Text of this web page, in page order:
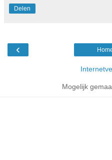
Delen
‹
Mogelijk